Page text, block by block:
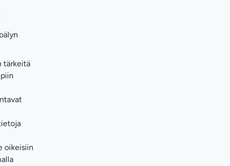
tärkeitä
oikeisiin